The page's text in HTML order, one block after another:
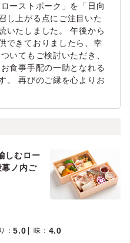
ーストポーク」を「日向
し上がる点にご注目いた
いたしました。 午後から
できておりましたら、幸
いてもご検討いただき、
食事手配の一助となれる
。 再びのご縁を心よりお
しむロー
幕ノ内ご
：5.0 味 ： 4.0